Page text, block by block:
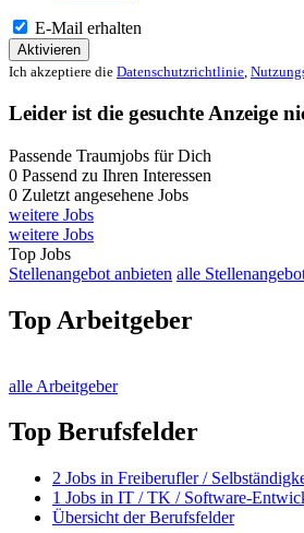
E-Mail erhalten
Aktivieren
Ich akzeptiere die Datenschutzrichtlinie,
Leider ist die gesuchte Anzeige
Passende Traumjobs für Dich
0 Passend zu Ihren Interessen
0 Zuletzt angesehene Jobs
weitere Jobs
weitere Jobs
Top Jobs
Stellenangebot anbieten alle
Top Arbeitgeber
alle Arbeitgeber
Top Berufsfelder
2 Jobs in Freiberufler /
1 Jobs in IT / TK / Software-
Übersicht der Berufsfelder